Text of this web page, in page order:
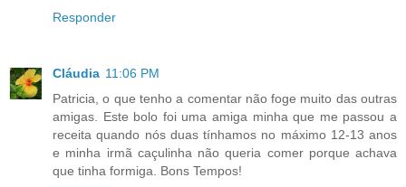
Responder
Cláudia 11:06 PM
Patricia, o que tenho a comentar não foge muito das outras
amigas. Este bolo foi uma amiga minha que me passou a
receita quando nós duas tínhamos no máximo 12-13 anos
e minha irmã caçulinha não queria comer porque achava
que tinha formiga. Bons Tempos!